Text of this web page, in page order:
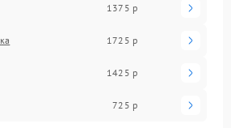
1375 р
1725 р
1425 р
725 р